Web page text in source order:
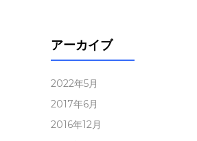
アーカイブ
2022年5月
2017年6月
2016年12月